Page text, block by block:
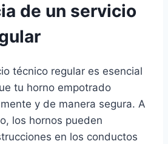
de un servicio
técnico regular es esencial
tu horno empotrado
y de manera segura. A
los hornos pueden
en los conductos